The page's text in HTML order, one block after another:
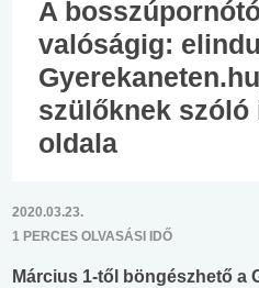
A
valóságig:
szülőknek szóló
oldala
2020.03.23.
1 PERCES OLVASÁSI IDŐ
Március 1-től böngészhető a